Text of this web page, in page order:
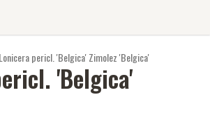
Lonicera pericl. 'Belgica'Zimolez 'Belgica'
'Belgica'